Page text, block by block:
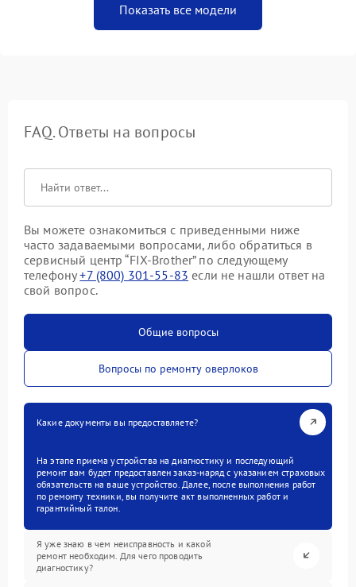
Показать все модели
FAQ. Ответы на вопросы
Вы можете ознакомиться с приведенными ниже
часто задаваемыми вопросами, либо обратиться в
сервисный центр “FIX-Brother” по следующему
телефону+7 (800) 301-55-83 если не нашли ответ на
свой вопрос.
Общие вопросы
Вопросы по ремонту оверлоков
Какие документы вы предоставляете?
На этапе приема устройства на диагностику и последующий
ремонт вам будет предоставлен заказ-наряд с указанием страховых
обязательств на ваше устройство. Далее, после выполнения работ
по ремонту техники, вы получите акт выполненных работ и
гарантийный талон.
Я уже знаю в чем неисправность и какой
ремонт необходим. Для чего проводить
диагностику?